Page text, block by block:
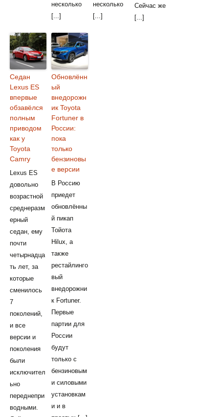
несколько
[...]
несколько
[...]
Сейчас же
[...]
Седан
Lexus ES
впервые
обзавёлся
полным
приводом
как у
Toyota
Camry
Lexus ES
довольно
возрастной
среднеразм
ерный
седан, ему
почти
четырнадца
ть лет, за
которые
сменилось
7
поколений,
и все
версии и
поколения
были
исключител
ьно
переднепри
водными.
Обновлённ
ый
внедорожн
ик Toyota
Fortuner в
России:
пока
только
бензиновы
е версии
В Россию
приедет
обновлённы
й пикап
Тойота
Hilux, а
также
рестайлинго
вый
внедорожни
к Fortuner.
Первые
партии для
России
будут
только с
бензиновым
и силовыми
установкам
и и в